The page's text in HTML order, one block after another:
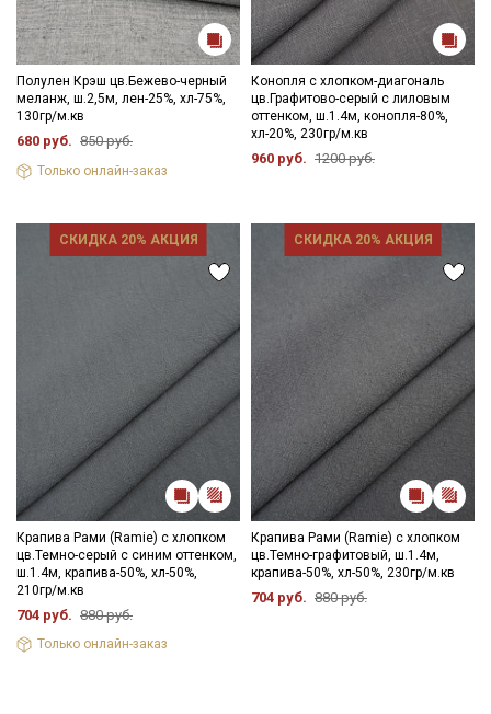
Полулен Крэш цв.Бежево-черный
меланж, ш.2,5м, лен-25%, хл-75%,
130гр/м.кв
680 руб. 850 руб.
Только онлайн-заказ
Конопля с хлопком-диагональ
цв.Графитово-серый с лиловым
оттенком, ш.1.4м, конопля-80%,
хл-20%, 230гр/м.кв
960 руб. 1200 руб.
СКИДКА 20% АКЦИЯ
Крапива Рами (Ramie) с хлопком
цв.Темно-серый с синим оттенком,
ш.1.4м, крапива-50%, хл-50%,
210гр/м.кв
704 руб. 880 руб.
Только онлайн-заказ
СКИДКА 20% АКЦИЯ
Крапива Рами (Ramie) с хлопком
цв.Темно-графитовый, ш.1.4м,
крапива-50%, хл-50%, 230гр/м.кв
704 руб. 880 руб.